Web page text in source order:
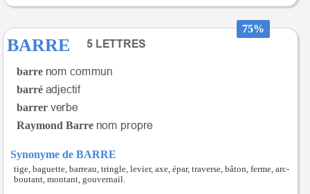
75%
BARRE
barre
barré
barrer
Raymond Barre
Synonyme de BARRE
tige, baguette, barreau, tringle, levier, axe, épar, traverse, bâton, ferme, arc-
boutant, montant, gouvernail.